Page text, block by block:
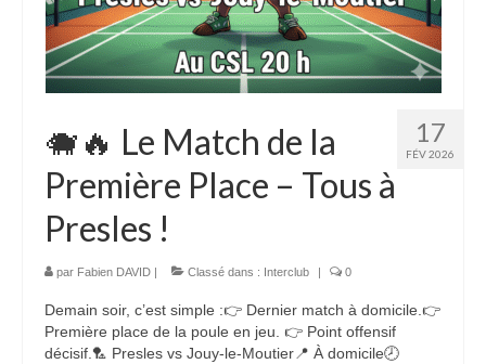
17
FÉV 2026
🐗🔥 Le Match de la
Première Place – Tous à
Presles !
par Fabien DAVID | Classé dans : Interclub | 0
Demain soir, c’est simple :👉 Dernier match à domicile.👉
Première place de la poule en jeu. 👉 Point offensif
décisif.🏸 Presles vs Jouy-le-Moutier📍 À domicile🕗